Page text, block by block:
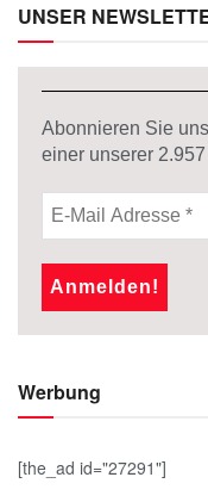
UNSER
Abonnieren Sie
einer unserer 2.957
Werbung
[the_ad id="27291"]